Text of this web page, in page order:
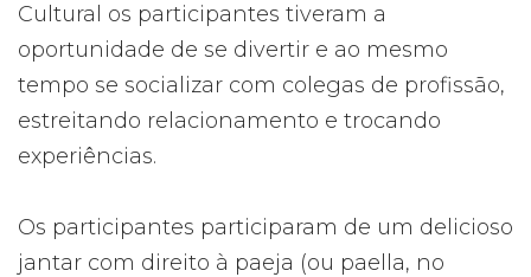
Cultural os participantes tiveram a
oportunidade de se divertir e ao mesmo
tempo se socializar com colegas de profissão,
estreitando relacionamento e trocando
experiências.
Os participantes participaram de um delicioso
jantar com direito à paeja (ou paella, no